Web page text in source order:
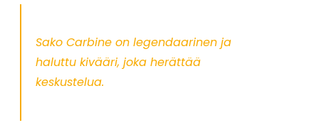
Sako Carbine on legendaarinen ja
haluttu kivääri, joka herättää
keskustelua.